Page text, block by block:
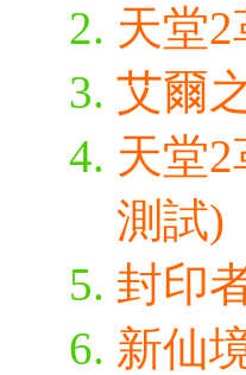
天堂
艾爾
天堂
測試)
封印
新仙